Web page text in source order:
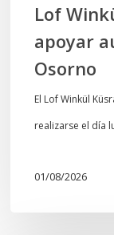
Lof
apoyar
Osorno
El Lof Winkül
realizarse el día
01/08/2026